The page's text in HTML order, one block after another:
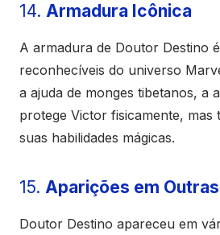
14. Armadura Icônica
A armadura de Doutor Destino
reconhecíveis do universo
a ajuda de monges tibetanos, a
protege Victor fisicamente, mas
suas habilidades mágicas.
15. Aparições em
Doutor Destino apareceu em